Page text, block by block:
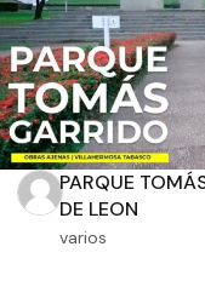
PARQUE
DE LEON
varios
Recamaras
Orientación solar